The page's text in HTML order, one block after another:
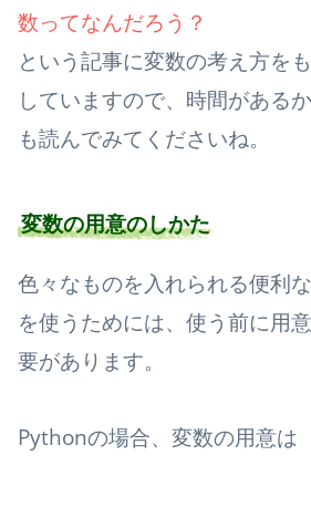
数ってなんだろう？
という記事に変数の考え方を
していますので、時間がある
も読んでみてくださいね。
変数の用意のしかた
色々なものを入れられる便利
を使うためには、使う前に用
要があります。
Pythonの場合、変数の用意は